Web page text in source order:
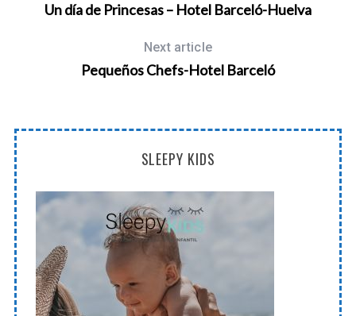
Un día de Princesas – Hotel Barceló-Huelva
Next article
Pequeños Chefs-Hotel Barceló
SLEEPY KIDS